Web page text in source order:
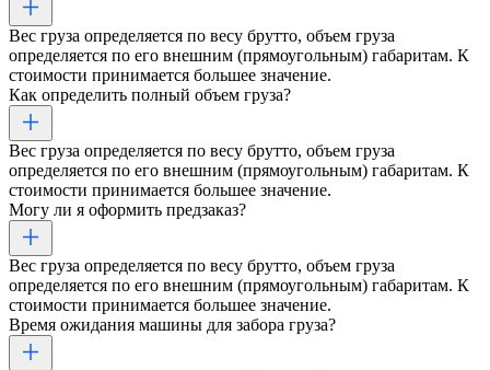
Вес груза определяется по весу брутто, объем груза
определяется по его внешним (прямоугольным) габаритам. К
стоимости принимается большее значение.
Как определить полный объем груза?
Вес груза определяется по весу брутто, объем груза
определяется по его внешним (прямоугольным) габаритам. К
стоимости принимается большее значение.
Могу ли я оформить предзаказ?
Вес груза определяется по весу брутто, объем груза
определяется по его внешним (прямоугольным) габаритам. К
стоимости принимается большее значение.
Время ожидания машины для забора груза?